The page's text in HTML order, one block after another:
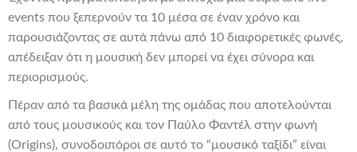
events που ξεπερνούν τα 10 μέσα σε έναν χρόνο και
παρουσιάζοντας σε αυτά πάνω από 10 διαφορετικές φωνές,
απέδειξαν ότι η μουσική δεν μπορεί να έχει σύνορα και
περιορισμούς.
Πέραν από τα βασικά μέλη της ομάδας που αποτελούνται
από τους μουσικούς και τον Παύλο Φαντέλ στην φωνή
(Origins), συνοδοιπόροι σε αυτό το “μουσικό ταξίδι” είναι